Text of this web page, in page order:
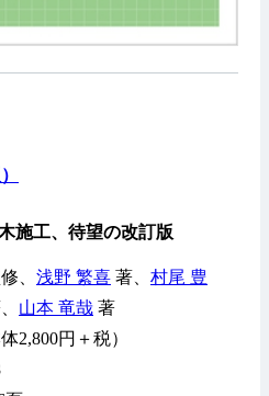
施工、待望の改訂版
、 浅野 繁喜 著、 村尾 豊
山本 竜哉 著
2,800円＋税）